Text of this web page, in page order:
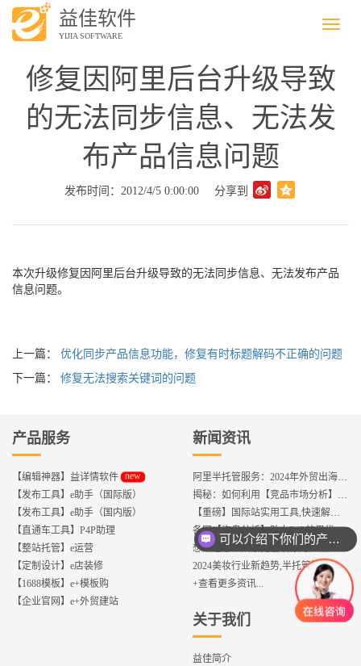
Menu
益佳软件
YIJIA SOFTWARE
修复因阿里后台升级导致
的无法同步信息、无法发
布产品信息问题
发布时间：2012/4/5 0:00:00 分享到
本次升级修复因阿里后台升级导致的无法同步信息、无法发布产品
信息问题。
上一篇： 优化同步产品信息功能，修复有时标题解码不正确的问题
下一篇： 修复无法搜索关键词的问题
产品服务
【编辑神器】益详情软件 new
【发布工具】e助手（国际版）
【发布工具】e助手（国内版）
【直通车工具】P4P助理
【整站托管】e运营
【定制设计】e店装修
【1688模板】e+模板购
【企业官网】e+外贸建站
新闻资讯
阿里半托管服务：2024年外贸出海热潮的主旋律
揭秘：如何利用【竞品市场分析】优化店铺流量？
【重磅】国际站实用工具,快速解决运营中的5大琐事，一键提升运营效率!
各国【询盘分析】助力P4P效果优化,提升ROI!
2024美妆行业新趋势,半托管服务抢占流量红利
+查看更多资讯...
关于我们
益佳简介
可以介绍下你们的产品么？